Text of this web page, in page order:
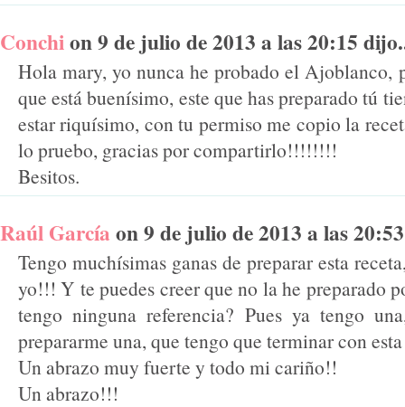
Conchion 9 de julio de 2013 a las 20:15
Hola mary, yo nunca he probado el Ajoblanco,
que está buenísimo, este que has preparado tú
estar riquísimo, con tu permiso me copio la
lo pruebo, gracias por compartirlo!!!!!!!!
Besitos.
Raúl García on 9 de julio de 2013 a las
Tengo muchísimas ganas de preparar esta
yo!!! Y te puedes creer que no la he preparado
tengo ninguna referencia? Pues ya tengo
prepararme una, que tengo que terminar con
Un abrazo muy fuerte y todo mi cariño!!
Un abrazo!!!